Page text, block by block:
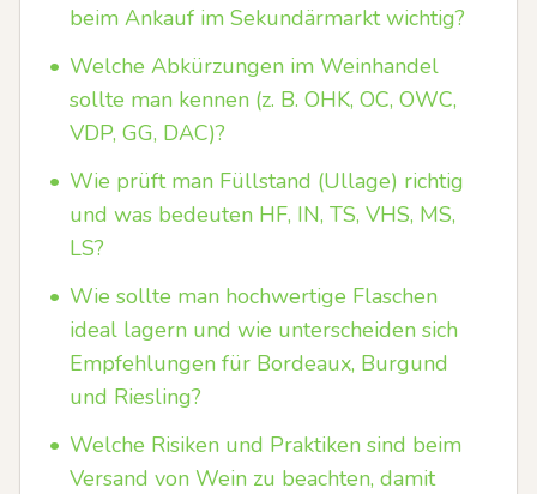
beim Ankauf im Sekundärmarkt wichtig?
• Welche Abkürzungen im Weinhandel
sollte man kennen (z. B. OHK, OC, OWC,
VDP, GG, DAC)?
• Wie prüft man Füllstand (Ullage) richtig
und was bedeuten HF, IN, TS, VHS, MS,
LS?
• Wie sollte man hochwertige Flaschen
ideal lagern und wie unterscheiden sich
Empfehlungen für Bordeaux, Burgund
und Riesling?
• Welche Risiken und Praktiken sind beim
Versand von Wein zu beachten, damit